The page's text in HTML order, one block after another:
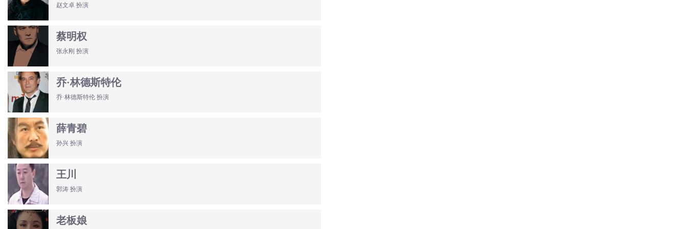
赵文卓 扮演
蔡明权
张永刚 扮演
乔·林德斯特伦
乔·林德斯特伦 扮演
薛青碧
孙兴 扮演
王川
郭涛 扮演
老板娘